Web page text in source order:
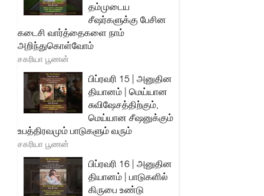
தம்முடைய
சீஷர்களுக்கு பேசின
கடைசி வார்த்தைகளை நாம்
அறிந்துகொள்வோம்
சகரியா பூணன்
பிப்ரவரி 15 | அனுதின
தியானம் | மெய்யான
சுவிஷேசத்திற்கும்,
மெய்யான சீஷனுக்கும்
உபத்திரவமும் பாடுகளும் வரும்
சகரியா பூணன்
பிப்ரவரி 16 | அனுதின
தியானம் | பாடுகளில்
கிருபை உண்டு